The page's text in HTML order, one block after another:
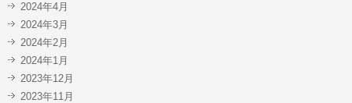
2024年4月
2024年3月
2024年2月
2024年1月
2023年12月
2023年11月